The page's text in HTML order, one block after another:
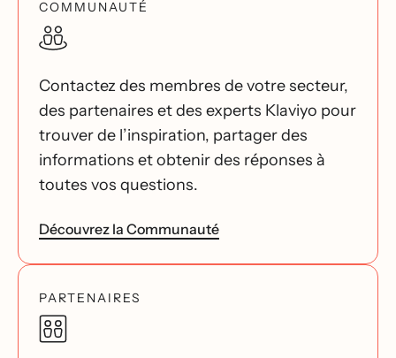
COMMUNAUTÉ
Contactez des membres de votre secteur,
des partenaires et des experts Klaviyo pour
trouver de l’inspiration, partager des
informations et obtenir des réponses à
toutes vos questions.
Découvrez la Communauté
PARTENAIRES